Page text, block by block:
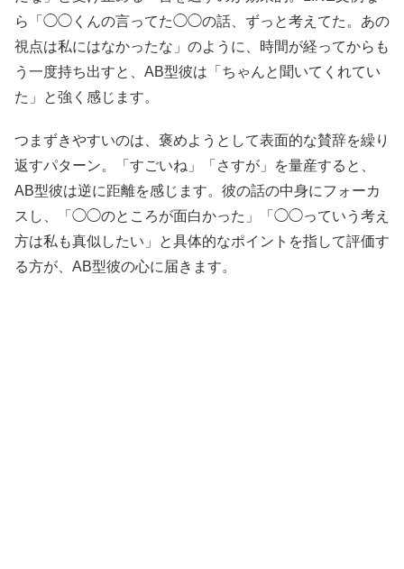
ら「◯◯くんの言ってた◯◯の話、ずっと考えてた。あの
視点は私にはなかったな」のように、時間が経ってからも
う一度持ち出すと、AB型彼は「ちゃんと聞いてくれてい
た」と強く感じます。
つまずきやすいのは、褒めようとして表面的な賛辞を繰り
返すパターン。「すごいね」「さすが」を量産すると、
AB型彼は逆に距離を感じます。彼の話の中身にフォーカ
スし、「◯◯のところが面白かった」「◯◯っていう考え
方は私も真似したい」と具体的なポイントを指して評価す
る方が、AB型彼の心に届きます。